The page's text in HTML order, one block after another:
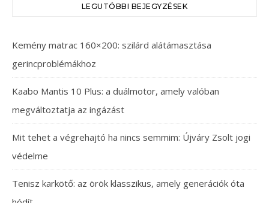
LEGUTÓBBI BEJEGYZÉSEK
Kemény matrac 160×200: szilárd alátámasztása
gerincproblémákhoz
Kaabo Mantis 10 Plus: a duálmotor, amely valóban
megváltoztatja az ingázást
Mit tehet a végrehajtó ha nincs semmim: Újváry Zsolt jogi
védelme
Tenisz karkötő: az örök klasszikus, amely generációk óta